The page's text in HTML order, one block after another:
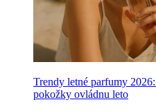
Trendy letné parfumy
pokožky ovládnu leto